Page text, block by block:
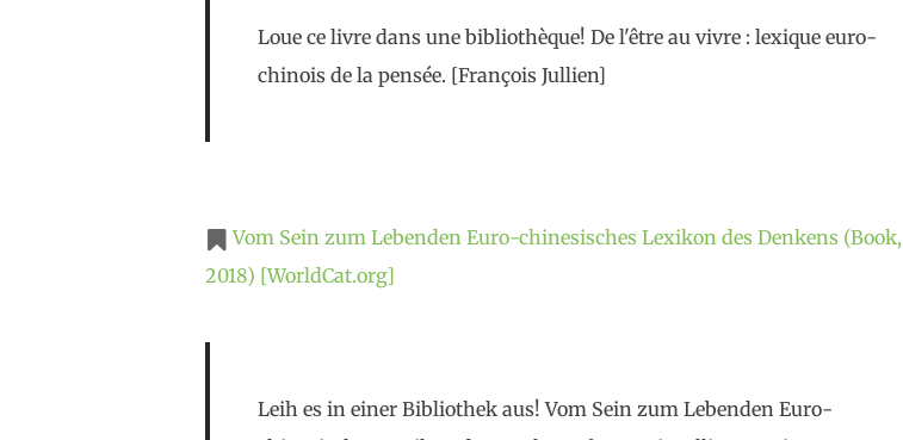
Loue ce livre dans une bibliothèque! De l'être au vivre : lexique euro-
chinois de la pensée. [François Jullien]
Vom Sein zum Lebenden Euro-chinesisches Lexikon des Denkens (Book,
2018) [WorldCat.org]
Leih es in einer Bibliothek aus! Vom Sein zum Lebenden Euro-